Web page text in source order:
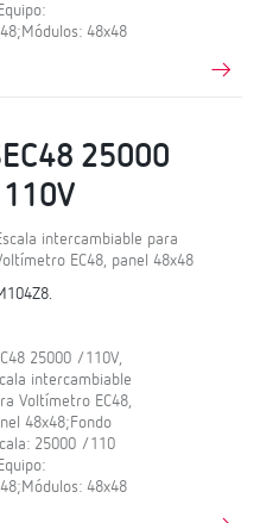
48x48
25000
intercambiable para
EC48, panel 48x48
25000 /110V,
intercambiable
Voltímetro EC48,
48x48;Fondo
25000 /110
48x48